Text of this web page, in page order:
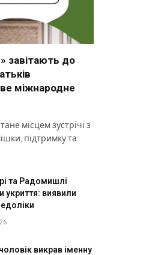
завітають до
міжнародне
місцем зустрічі з
підтримку та
та Радомишлі
укриття: виявили
викрав іменну